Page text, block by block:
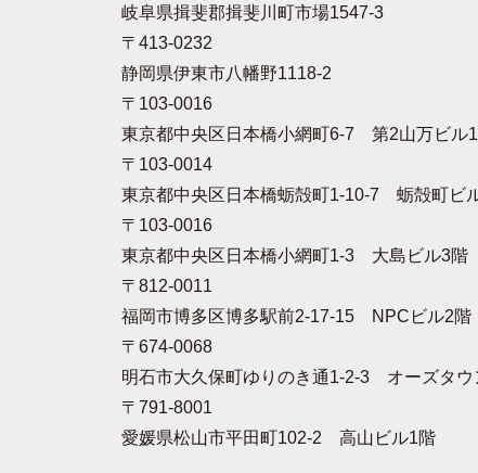
岐阜県揖斐郡揖斐川町市場1547-3
〒413-0232
静岡県伊東市八幡野1118-2
〒103-0016
東京都中央区日本橋小網町6-7 第2山万ビル
〒103-0014
東京都中央区日本橋蛎殻町1-10-7 蛎殻町ビ
〒103-0016
東京都中央区日本橋小網町1-3 大島ビル3階
〒812-0011
福岡市博多区博多駅前2-17-15 NPCビル2階
〒674-0068
明石市大久保町ゆりのき通1-2-3 オーズタウ
〒791-8001
愛媛県松山市平田町102-2 高山ビル1階